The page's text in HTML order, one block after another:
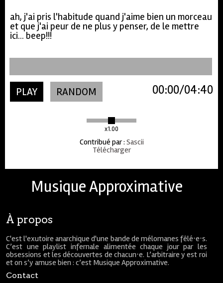
ah, j'ai pris l'habitude quand j'aime bien un morceau
et que j'ai peur de ne plus y penser, de le mettre
ici... beep!!!
PLAY RANDOM
x1.00
04:40
00:00
Contribué par: Sascii
Télécharger
Musique Approximative
À propos
C'est l'exutoire anarchique d'une bande de mélomanes fêlé⋅e⋅s.
C’est une playlist infernale alimentée chaque jour par les
obsessions et les découvertes de chacun⋅e. L’arbitraire y est roi
et on s’y amuse bien : c’est Musique Approximative.
Contact